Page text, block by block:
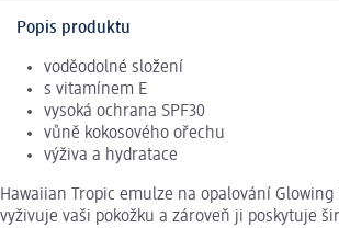
Popis produktu
voděodolné složení
s vitamínem E
vysoká ochrana SPF30
vůně kokosového ořechu
výživa a hydratace
Hawaiian Tropic emulze na opalování Glowing
vyživuje vaši pokožku a zároveň ji poskytuje